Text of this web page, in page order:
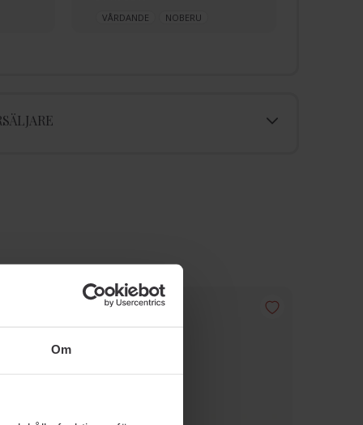
Om
VÅRDANDE NOBERU